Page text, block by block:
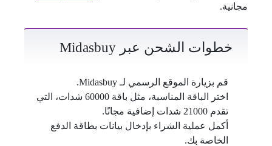
مجانية.
خطوات الشحن عبر Midasbuy
قم بزيارة الموقع الرسمي لـ Midasbuy.
اختر الباقة المناسبة، مثل باقة 60000 شدات، التي
تقدم 21000 شدات إضافية مجانًا.
أكمل عملية الشراء بإدخال بيانات بطاقة الدفع
الخاصة بك.